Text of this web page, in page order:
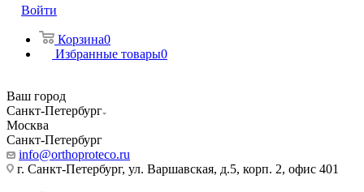
Войти
Корзина0
Избранные товары0
Ваш город
Санкт-Петербург
Москва
Санкт-Петербург
info@orthoproteco.ru
г. Санкт-Петербург, ул. Варшавская, д.5, корп. 2, офис 401